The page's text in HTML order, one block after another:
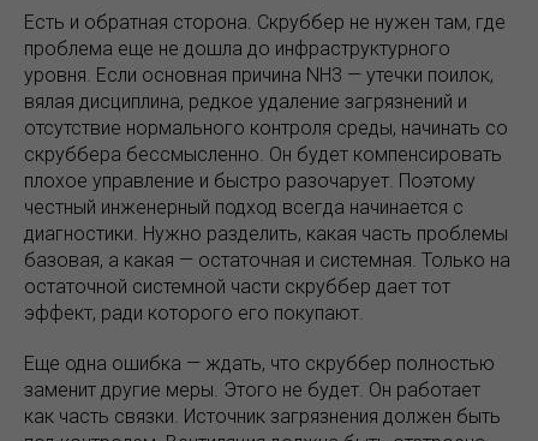
Есть и обратная сторона. Скруббер не нужен там, где
проблема еще не дошла до инфраструктурного
уровня. Если основная причина NH3 — утечки поилок,
вялая дисциплина, редкое удаление загрязнений и
отсутствие нормального контроля среды, начинать со
скруббера бессмысленно. Он будет компенсировать
плохое управление и быстро разочарует. Поэтому
честный инженерный подход всегда начинается с
диагностики. Нужно разделить, какая часть проблемы
базовая, а какая — остаточная и системная. Только на
остаточной системной части скруббер дает тот
эффект, ради которого его покупают.
Еще одна ошибка — ждать, что скруббер полностью
заменит другие меры. Этого не будет. Он работает
как часть связки. Источник загрязнения должен быть